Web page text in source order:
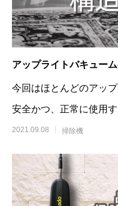
アップライトバキュー
今回はほとんどのアッ
安全かつ、正常に使用
らな
2021.09.08 掃除機